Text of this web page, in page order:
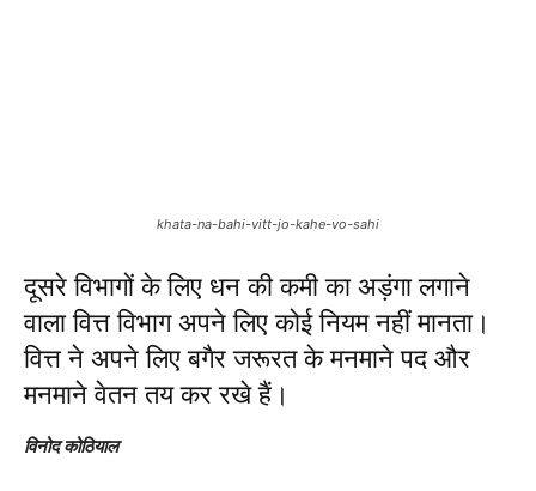
khata-na-bahi-vitt-jo-kahe-vo-sahi
दूसरे विभागों के लिए धन की कमी का अड़ंगा लगाने
वाला वित्त विभाग अपने लिए कोई नियम नहीं मानता।
वित्त ने अपने लिए बगैर जरूरत के मनमाने पद और
मनमाने वेतन तय कर रखे हैं।
विनोद कोठियाल